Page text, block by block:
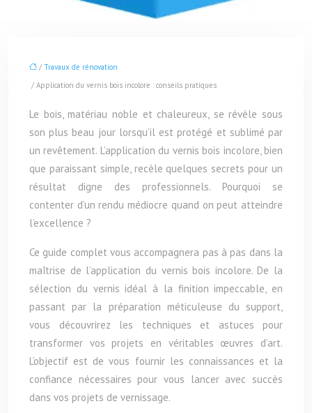
/ Travaux de rénovation
/ Application du vernis bois incolore : conseils pratiques
Le bois, matériau noble et chaleureux, se révèle sous
son plus beau jour lorsqu’il est protégé et sublimé par
un revêtement. L’application du vernis bois incolore, bien
que paraissant simple, recèle quelques secrets pour un
résultat digne des professionnels. Pourquoi se
contenter d’un rendu médiocre quand on peut atteindre
l’excellence ?
Ce guide complet vous accompagnera pas à pas dans la
maîtrise de l’application du vernis bois incolore. De la
sélection du vernis idéal à la finition impeccable, en
passant par la préparation méticuleuse du support,
vous découvrirez les techniques et astuces pour
transformer vos projets en véritables œuvres d’art.
L’objectif est de vous fournir les connaissances et la
confiance nécessaires pour vous lancer avec succès
dans vos projets de vernissage.